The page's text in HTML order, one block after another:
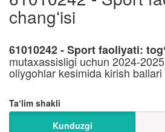
changʻisi
61010242 - Sport faoliyati:
mutaxassisligi uchun 2024-
oliygohlar kesimida kirish
Taʼlim shakli
Kunduzgi